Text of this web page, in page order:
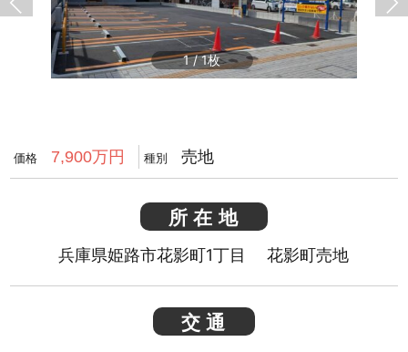
1/1
価格 7,900万円 種別 売地
所在地
兵庫県姫路市花影町1丁目 花影町売地
交通